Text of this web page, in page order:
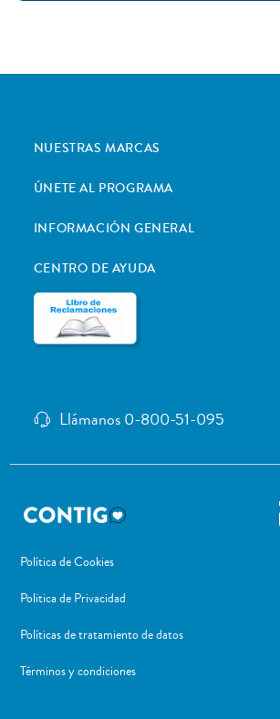
NUESTRAS MARCAS
ÚNETE AL PROGRAMA
INFORMACIÓN GENERAL
CENTRO DE AYUDA
Llámanos 0-800-51-095
Política de Cookies
Politica de Privacidad
Políticas de tratamiento de datos
Términos y condiciones